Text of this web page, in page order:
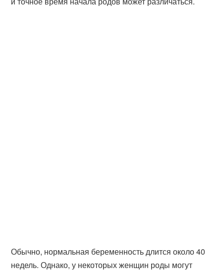
Обычно, нормальная беременность длится около 40
недель. Однако, у некоторых женщин роды могут